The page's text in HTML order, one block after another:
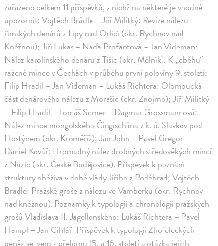
zařazeno celkem 11 příspěvků, z nichž na některé je vhodné
upozornit: Vojtěch Brádle – Jiří Militký: Revize nálezu
římských denárů z Lípy nad Orlicí (okr. Rychnov nad
Kněžnou); Jiří Lukas – Naďa Profantová – Jan Videman:
Nález karolinského denáru z Tišic (okr. Mělník). K „oběhu“
ražené mince v Čechách v průběhu první poloviny 9. století;
Filip Hradil – Jan Videman – Lukáš Richtera: Olomoucká
část denárového nálezu z Morašic (okr. Znojmo); Jiří Militký
– Filip Hradil – Tomáš Somer – Dagmar Grossmannová:
Nález mince mongolského Čingischána z k. ú. Slavkov pod
Hostýnem (okr. Kroměříž); Jan John – Pavel Gregor –
Daniel Kovář: Hromadný nález drobných středověkých mincí
z Nuzic (okr. České Budějovice). Příspěvek k poznání
struktury oběživa v době vlády Jiřího z Poděbrad; Vojtěch
Brádle: Pražské groše z nálezu ve Vamberku (okr. Rychnov
nad kněžnou). Poznámky k typologii a chronologii pražských
grošů Vladislava II. Jagellonského; Lukáš Richtera – Pavel
Hampl – Jan Cihlář: Příspěvek k typologii Zhořeleckých
peněz se lvem z přelomu 15. a 16. století a otázka jejich